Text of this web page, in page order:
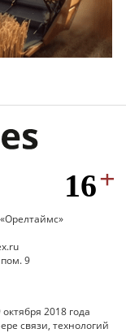
9
2018 года
связи, технологий